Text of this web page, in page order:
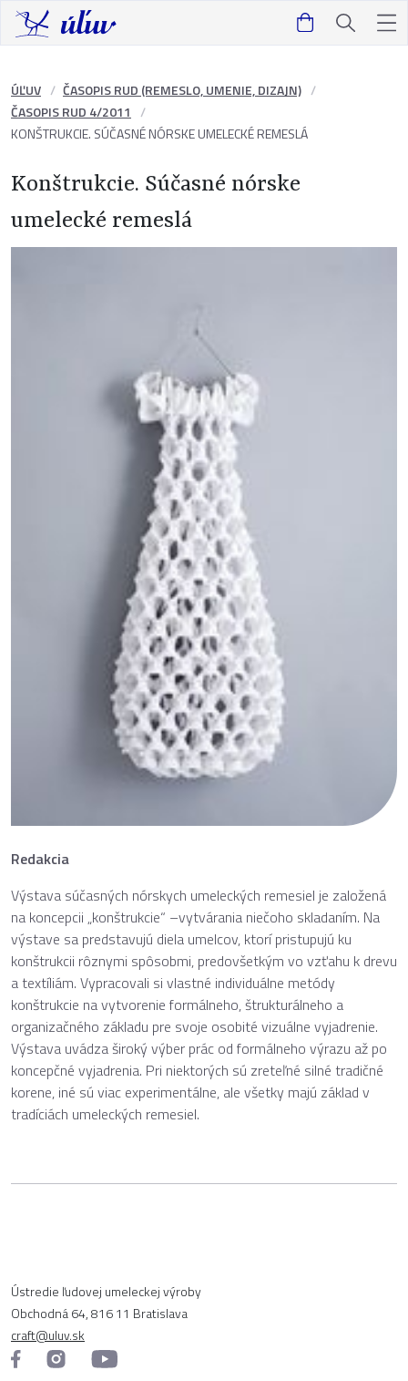
ÚĽUV
ČASOPIS RUD (REMESLO, UMENIE, DIZAJN)
ČASOPIS RUD 4/2011
KONŠTRUKCIE. SÚČASNÉ NÓRSKE UMELECKÉ REMESLÁ
Konštrukcie. Súčasné nórske
umelecké remeslá
Redakcia
Výstava súčasných nórskych umeleckých remesiel je založená
na koncepcii „konštrukcie“ –vytvárania niečoho skladaním. Na
výstave sa predstavujú diela umelcov, ktorí pristupujú ku
konštrukcii rôznymi spôsobmi, predovšetkým vo vzťahu k drevu
a textíliám. Vypracovali si vlastné individuálne metódy
konštrukcie na vytvorenie formálneho, štrukturálneho a
organizačného základu pre svoje osobité vizuálne vyjadrenie.
Výstava uvádza široký výber prác od formálneho výrazu až po
koncepčné vyjadrenia. Pri niektorých sú zreteľné silné tradičné
korene, iné sú viac experimentálne, ale všetky majú základ v
tradíciách umeleckých remesiel.
Ústredie ľudovej umeleckej výroby
Obchodná 64, 816 11 Bratislava
craft@uluv.sk